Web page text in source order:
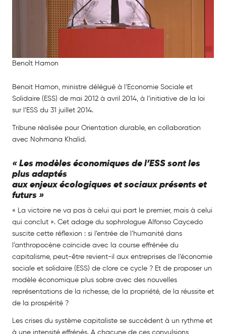
Benoît Hamon
Benoit Hamon, ministre délégué à l’Economie Sociale et
Solidaire (ESS) de mai 2012 à avril 2014, à l’initiative de la loi
sur l’ESS du 31 juillet 2014.
Tribune réalisée pour Orientation durable, en collaboration
avec Nohmana Khalid.
« Les modèles économiques de l’ESS sont les
plus adaptés
aux enjeux écologiques et sociaux présents et
futurs »
« La victoire ne va pas à celui qui part le premier, mais à celui
qui conclut ». Cet adage du sophrologue Alfonso Caycedo
suscite cette réflexion : si l’entrée de l’humanité dans
l’anthropocène coïncide avec la course effrénée du
capitalisme, peut-être revient-il aux entreprises de l’économie
sociale et solidaire (ESS) de clore ce cycle ? Et de proposer un
modèle économique plus sobre avec des nouvelles
représentations de la richesse, de la propriété, de la réussite et
de la prospérité ?
Les crises du système capitaliste se succèdent à un rythme et
à une intensité effrénés. A chacune de ces convulsions